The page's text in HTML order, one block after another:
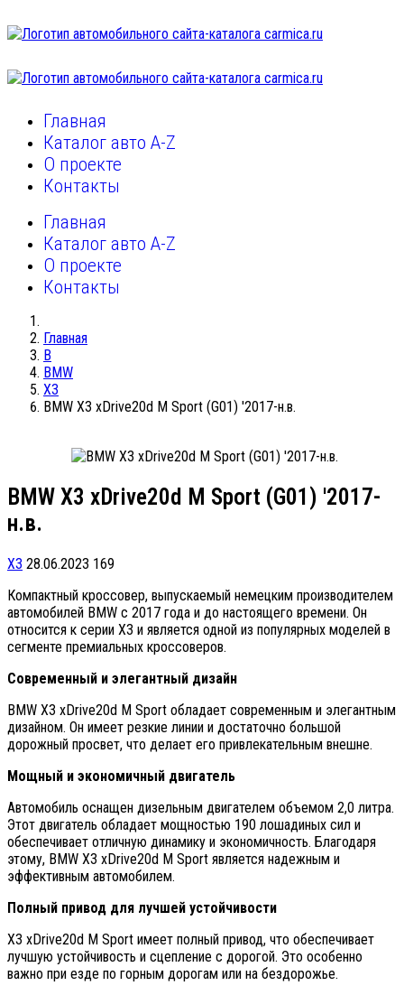
Главная
Каталог авто A-Z
О проекте
Контакты
Главная
Каталог авто A-Z
О проекте
Контакты
Главная
B
BMW
X3
BMW X3 xDrive20d M Sport (G01) '2017-н.в.
BMW X3 xDrive20d M Sport (G01) '2017-
н.в.
X3 28.06.2023 169
Компактный кроссовер, выпускаемый немецким производителем
автомобилей BMW с 2017 года и до настоящего времени. Он
относится к серии X3 и является одной из популярных моделей в
сегменте премиальных кроссоверов.
Современный и элегантный дизайн
BMW X3 xDrive20d M Sport обладает современным и элегантным
дизайном. Он имеет резкие линии и достаточно большой
дорожный просвет, что делает его привлекательным внешне.
Мощный и экономичный двигатель
Автомобиль оснащен дизельным двигателем объемом 2,0 литра.
Этот двигатель обладает мощностью 190 лошадиных сил и
обеспечивает отличную динамику и экономичность. Благодаря
этому, BMW X3 xDrive20d M Sport является надежным и
эффективным автомобилем.
Полный привод для лучшей устойчивости
X3 xDrive20d M Sport имеет полный привод, что обеспечивает
лучшую устойчивость и сцепление с дорогой. Это особенно
важно при езде по горным дорогам или на бездорожье.